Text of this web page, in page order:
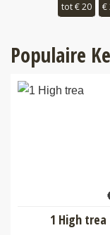
tot € 20 €
Populaire
1 High trea